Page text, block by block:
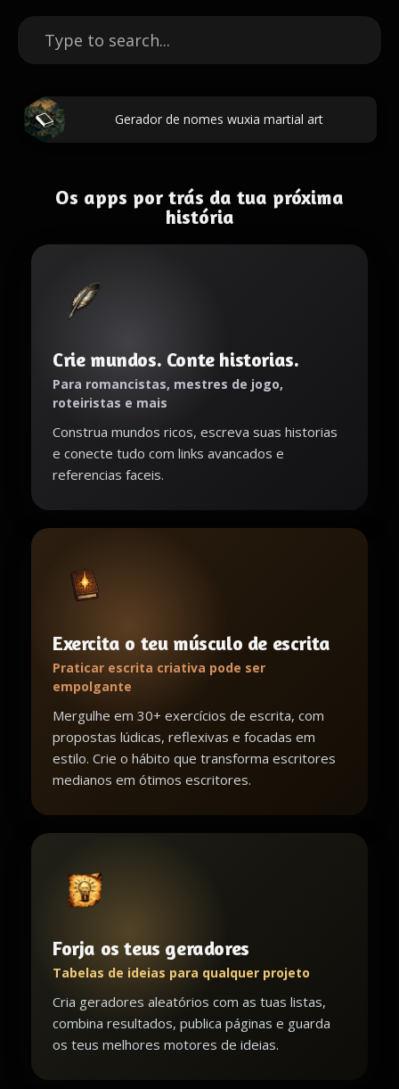
Gerador de nomes wuxia martial art
Os apps por trás da tua próxima
história
Crie mundos. Conte historias.
Para romancistas, mestres de jogo,
roteiristas e mais
Construa mundos ricos, escreva suas historias
e conecte tudo com links avancados e
referencias faceis.
Exercita o teu músculo de escrita
Praticar escrita criativa pode ser
empolgante
Mergulhe em 30+ exercícios de escrita, com
propostas lúdicas, reflexivas e focadas em
estilo. Crie o hábito que transforma escritores
medianos em ótimos escritores.
Forja os teus geradores
Tabelas de ideias para qualquer projeto
Cria geradores aleatórios com as tuas listas,
combina resultados, publica páginas e guarda
os teus melhores motores de ideias.